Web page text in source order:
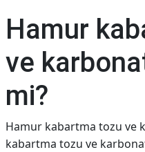
Hamur
ve
mi?
Hamur kabartma tozu ve
kabartma tozu ve